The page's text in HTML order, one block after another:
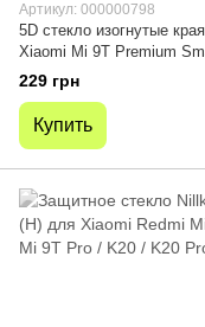
Артикул: 000000798
5D стекло изогнутые
Xiaomi Mi 9T Premium
Boss™ Черный
229 грн
Купить